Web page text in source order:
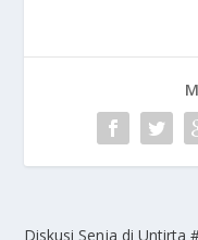
Diskusi Senja di Untirta